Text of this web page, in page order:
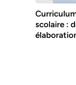
scolaire :